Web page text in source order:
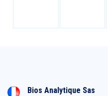
Bios Analytique Sas